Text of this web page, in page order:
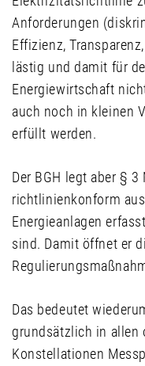
Anforderungen
Effizienz,
lästig und damit für
Energiewirtschaft
auch noch in kleinen
erfüllt werden.
Der BGH legt aber § 3
richtlinienkonform
Energieanlagen
sind. Damit öffnet er
Das bedeutet
grundsätzlich in allen
Konstellationen